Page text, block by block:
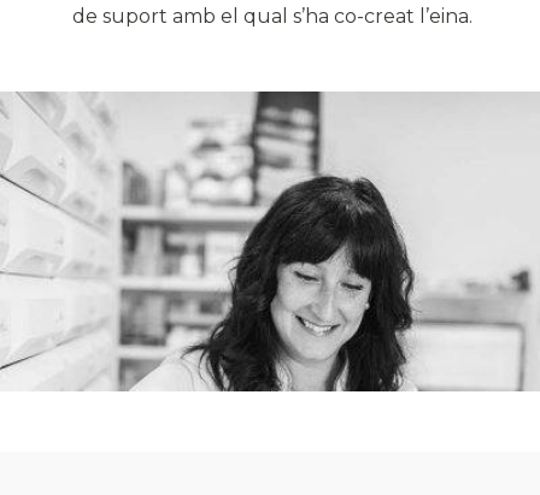
de suport amb el qual s’ha co-creat l’eina.